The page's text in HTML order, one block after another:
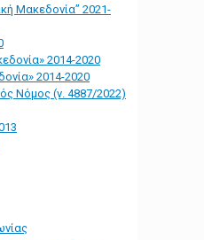
Μακεδονία” 2021-
2014-2020
2014-2020
Νόμος (ν. 4887/2022)